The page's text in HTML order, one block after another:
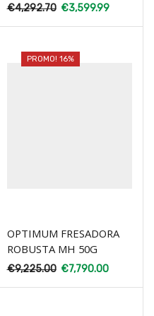
€4,292.70 €3,599.99
PROMO! 16%
OPTIMUM FRESADORA
ROBUSTA MH 50G
€9,225.00 €7,790.00